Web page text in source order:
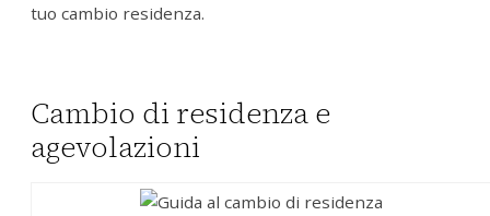
tuo cambio residenza.
Cambio di residenza e
agevolazioni